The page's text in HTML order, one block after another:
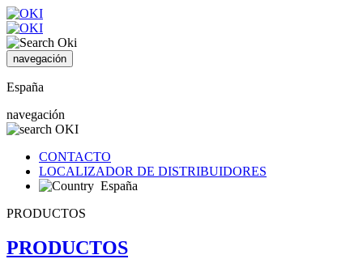
navegación
España
navegación
CONTACTO
LOCALIZADOR DE DISTRIBUIDORES
España
PRODUCTOS
PRODUCTOS